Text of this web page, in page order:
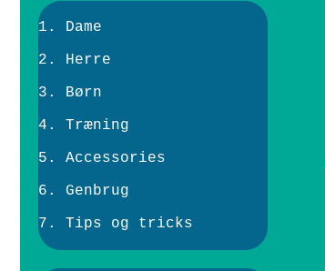
Dame
Herre
Børn
Træning
Accessories
Genbrug
Tips og tricks